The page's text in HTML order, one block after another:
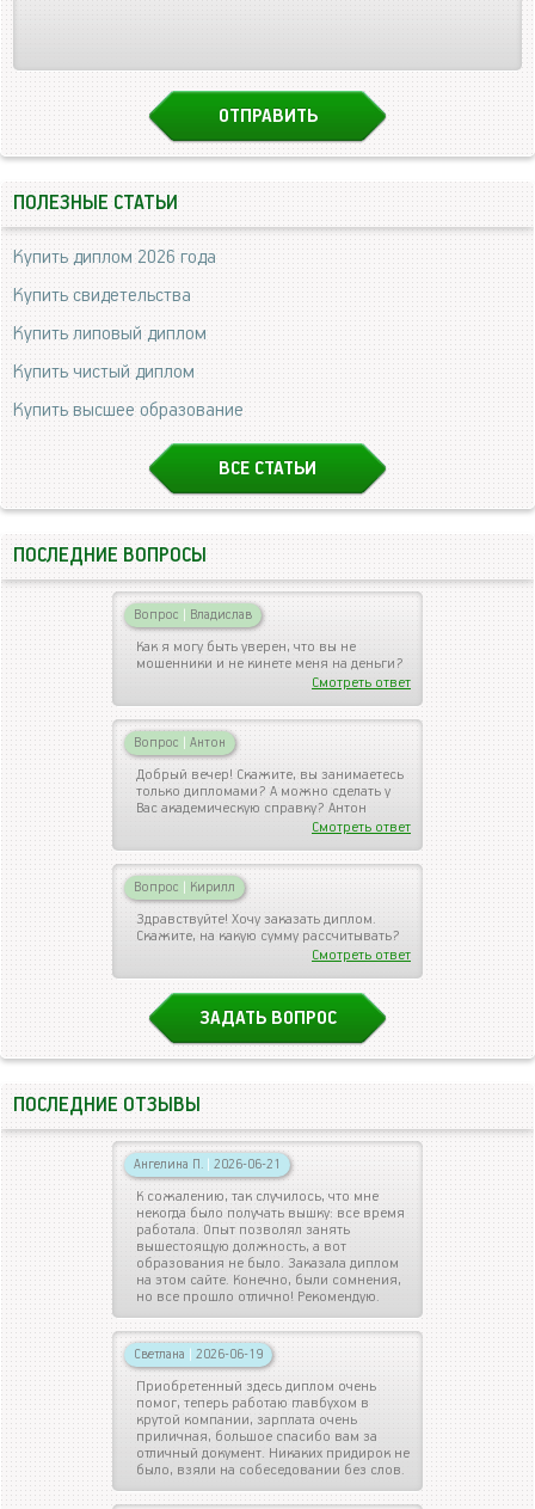
ПОЛЕЗНЫЕ СТАТЬИ
Купить диплом 2026 года
Купить свидетельства
Купить липовый диплом
Купить чистый диплом
Купить высшее образование
ВСЕ СТАТЬИ
ПОСЛЕДНИЕ ВОПРОСЫ
Вопрос | Владислав
Как я могу быть уверен, что вы не
мошенники и не кинете меня на деньги?
Смотреть ответ
Вопрос | Антон
Добрый вечер! Скажите, вы занимаетесь
только дипломами? А можно сделать у
Вас академическую справку? Антон
Смотреть ответ
Вопрос | Кирилл
Здравствуйте! Хочу заказать диплом.
Скажите, на какую сумму рассчитывать?
Смотреть ответ
ЗАДАТЬ ВОПРОС
ПОСЛЕДНИЕ ОТЗЫВЫ
Ангелина П. | 2026-06-21
К сожалению, так случилось, что мне
некогда было получать вышку: все время
работала. Опыт позволял занять
вышестоящую должность, а вот
образования не было. Заказала диплом
на этом сайте. Конечно, были сомнения,
но все прошло отлично! Рекомендую.
Светлана | 2026-06-19
Приобретенный здесь диплом очень
помог, теперь работаю главбухом в
крутой компании, зарплата очень
приличная, большое спасибо вам за
отличный документ. Никаких придирок не
было, взяли на собеседовании без слов.